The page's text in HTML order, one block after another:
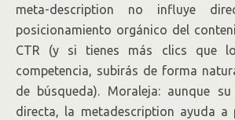
meta-description no influye
posicionamiento orgánico del
CTR (y si tienes más clics que
competencia, subirás de forma
de búsqueda). Moraleja: aunque
directa, la metadescription ayuda a